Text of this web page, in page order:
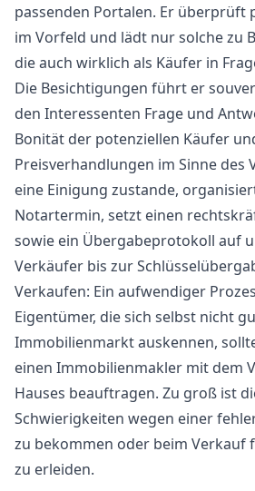
passenden Portalen. Er überprüft
im Vorfeld und lädt nur solche zu
die auch wirklich als Käufer in
Die Besichtigungen führt er
den Interessenten Frage und
Bonität der potenziellen Käufer
Preisverhandlungen im Sinne des
eine Einigung zustande,
Notartermin, setzt einen
sowie ein Übergabeprotokoll auf
Verkäufer bis zur
Verkaufen: Ein aufwendiger
Eigentümer, die sich selbst nicht
Immobilienmarkt auskennen,
einen Immobilienmakler mit dem
Hauses beauftragen. Zu groß ist
Schwierigkeiten wegen einer
zu bekommen oder beim Verkauf
zu erleiden.